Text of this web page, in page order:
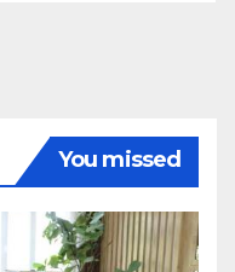
You missed